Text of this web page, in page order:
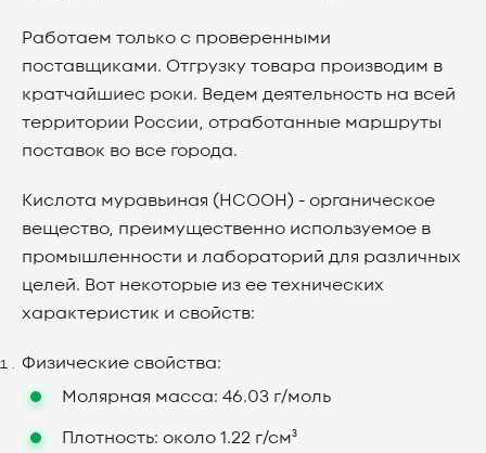
Работаем только с проверенными
поставщиками. Отгрузку товара производим в
кратчайшиес роки. Ведем деятельность на всей
территории России, отработанные маршруты
поставок во все города.
Кислота муравьиная (HCOOH) - органическое
вещество, преимущественно используемое в
промышленности и лабораторий для различных
целей. Вот некоторые из ее технических
характеристик и свойств:
Физические свойства:
Молярная масса: 46.03 г/моль
Плотность: около 1.22 г/см³